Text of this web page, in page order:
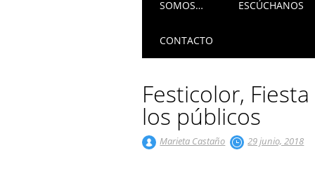
SOMOS… ESCÚCHANOS
CONTACTO
Festicolor,
los públicos
Marieta Castaño 29 junio, 2018